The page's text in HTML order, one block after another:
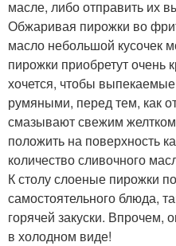
масле, либо отправить их
Обжаривая пирожки во
масло небольшой кусочек
пирожки приобретут очень
хочется, чтобы
румяными, перед тем, как
смазывают свежим
положить на поверхность
количество сливочного
К столу слоеные пирожки
самостоятельного блюда,
горячей закуски. Впрочем,
в холодном виде!